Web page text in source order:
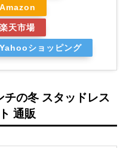
Amazon
楽天市場
Yahooショッピング
チの冬 スタッドレス
通販